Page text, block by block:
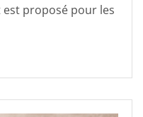
proposé pour les